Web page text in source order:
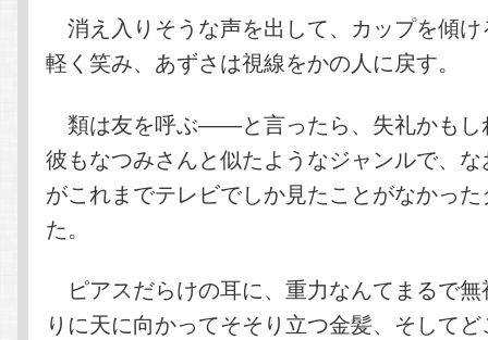
消え入りそうな声を出して、カップを傾
軽く笑み、あずさは視線をかの人に戻す。
類は友を呼ぶ――と言ったら、失礼かもし
彼もなつみさんと似たようなジャンルで、
がこれまでテレビでしか見たことがなかっ
た。
ピアスだらけの耳に、重力なんてまるで
りに天に向かってそそり立つ金髪、そして